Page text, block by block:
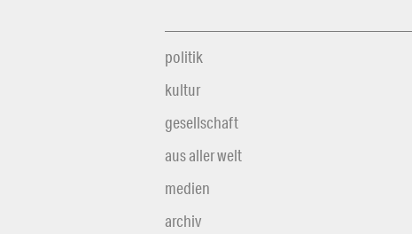
politik
kultur
gesellschaft
aus aller welt
medien
archiv